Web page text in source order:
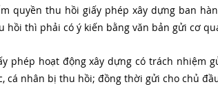
quyền thu hồi giấy phép xây dựng ban
hồi thì phải có ý kiến bằng văn bản gửi cơ
phép hoạt động xây dựng có trách nhiệm
cá nhân bị thu hồi; đồng thời gửi cho chủ